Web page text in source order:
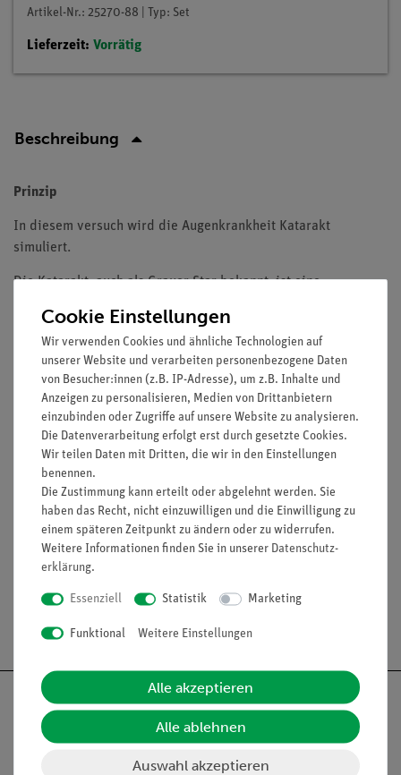
Artikel-Nr.: 25270-88 | Typ: Set
Lieferzeit: Vorrätig
Beschreibung
Prinzip
In diesem versuch wird die Augenkrankheit Katarakt
simuliert.
Die Katarakt, auch als Grauer Star bekannt, ist eine
wird. Diese Trübung führt zu einer Verschlechterung der
Sehqualität und kann im Laufe der Zeit zu einer signifikanten
Sehbehinderung oder sogar zur Blindheit führen, falls sie
Lieferumfang
Media / Downloads
Cookie Einstellungen
Wir verwenden Cookies und ähnliche Technologien auf
unserer Website und verarbeiten personenbezogene Daten
von Besucher:innen (z.B. IP-Adresse), um z.B. Inhalte und
Anzeigen zu personalisieren, Medien von Drittanbietern
einzubinden oder Zugriffe auf unsere Website zu analysieren.
Die Datenverarbeitung erfolgt erst durch gesetzte Cookies.
Wir teilen Daten mit Dritten, die wir in den Einstellungen
benennen.
Die Zustimmung kann erteilt oder abgelehnt werden. Sie
haben das Recht, nicht einzuwilligen und die Einwilligung zu
einem späteren Zeitpunkt zu ändern oder zu widerrufen.
Weitere Informationen finden Sie in unserer Daten­schutz­
erklärung.
Essenziell Statistik Marketing
Funktional Weitere Einstellungen
Alle akzeptieren
Alle ablehnen
Auswahl akzeptieren